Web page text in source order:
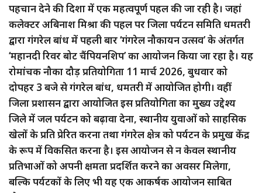
पहचान देने की दिशा में एक महत्वपूर्ण पहल की जा रही है। जहां
कलेक्टर अबिनाश मिश्रा की पहल पर जिला पर्यटन समिति धमतरी
द्वारा गंगरेल बांध में पहली बार ‘गंगरेल नौकायन उत्सव’ के अंतर्गत
‘महानदी रिवर बोट चैंपियनशिप’ का आयोजन किया जा रहा है। यह
रोमांचक नौका दौड़ प्रतियोगिता 11 मार्च 2026, बुधवार को
दोपहर 3 बजे से गंगरेल बांध, धमतरी में आयोजित होगी। वहीं
जिला प्रशासन द्वारा आयोजित इस प्रतियोगिता का मुख्य उद्देश्य
जिले में जल पर्यटन को बढ़ावा देना, स्थानीय युवाओं को साहसिक
खेलों के प्रति प्रेरित करना तथा गंगरेल क्षेत्र को पर्यटन के प्रमुख केंद्र
के रूप में विकसित करना है। इस आयोजन से न केवल स्थानीय
प्रतिभाओं को अपनी क्षमता प्रदर्शित करने का अवसर मिलेगा,
बल्कि पर्यटकों के लिए भी यह एक आकर्षक आयोजन साबित